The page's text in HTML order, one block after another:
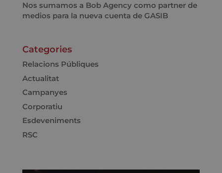
Nos sumamos a Bob Agency como partner de
medios para la nueva cuenta de GASIB
Categories
Relacions Públiques
Actualitat
Campanyes
Corporatiu
Esdeveniments
RSC